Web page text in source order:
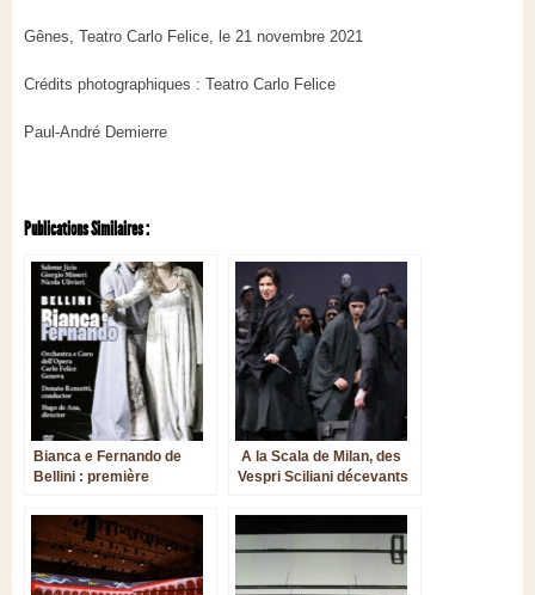
Gênes, Teatro Carlo Felice, le 21 novembre 2021
Crédits photographiques : Teatro Carlo Felice
Paul-André Demierre
Publications Similaires :
Bianca e Fernando de
Bellini : première
A la Scala de Milan, des
Vespri Sciliani décevants